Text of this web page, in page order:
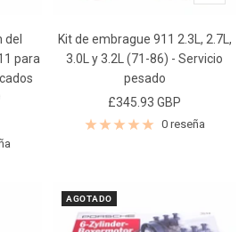
para
Añadir
Kit de embrague 911 2.3L, 2.7L,
3.0L y 3.2L (71-86) - Servicio
pesado
Precio
de
£345.93 GBP
0 reseña
AGOTADO